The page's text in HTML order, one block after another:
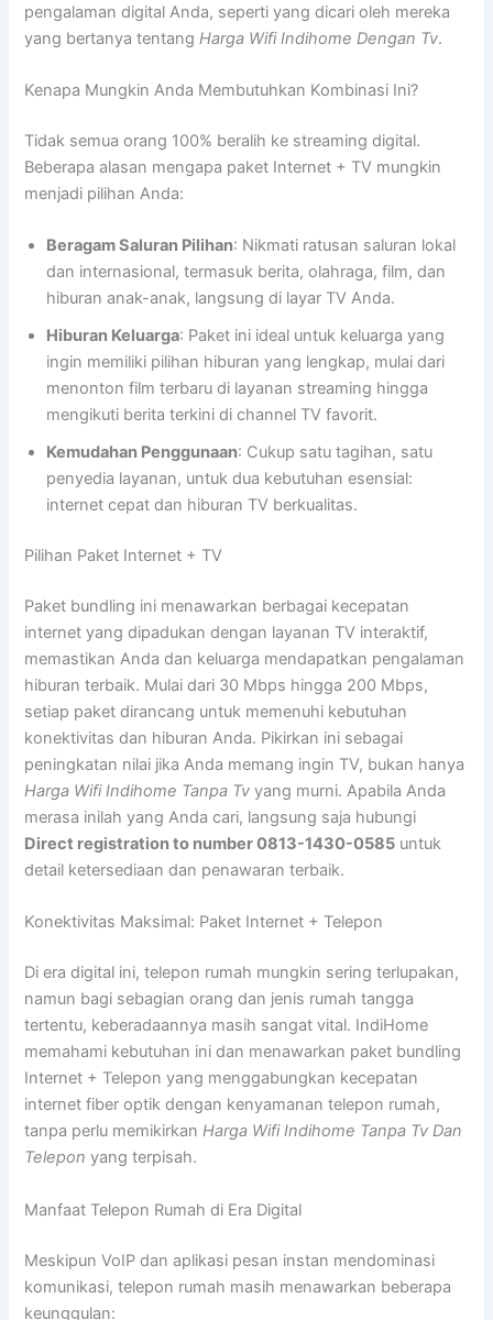
pengalaman digital Anda, seperti yang dicari oleh mereka
yang bertanya tentangHarga Wifi Indihome Dengan Tv.
Kenapa Mungkin Anda Membutuhkan Kombinasi Ini?
Tidak semua orang 100% beralih ke streaming digital.
Beberapa alasan mengapa paket Internet + TV mungkin
menjadi pilihan Anda:
Beragam Saluran Pilihan: Nikmati ratusan saluran lokal
dan internasional, termasuk berita, olahraga, film, dan
hiburan anak-anak, langsung di layar TV Anda.
Hiburan Keluarga: Paket ini ideal untuk keluarga yang
ingin memiliki pilihan hiburan yang lengkap, mulai dari
menonton film terbaru di layanan streaming hingga
mengikuti berita terkini di channel TV favorit.
Kemudahan Penggunaan: Cukup satu tagihan, satu
penyedia layanan, untuk dua kebutuhan esensial:
internet cepat dan hiburan TV berkualitas.
Pilihan Paket Internet + TV
Paket bundling ini menawarkan berbagai kecepatan
internet yang dipadukan dengan layanan TV interaktif,
memastikan Anda dan keluarga mendapatkan pengalaman
hiburan terbaik. Mulai dari 30 Mbps hingga 200 Mbps,
setiap paket dirancang untuk memenuhi kebutuhan
konektivitas dan hiburan Anda. Pikirkan ini sebagai
peningkatan nilai jika Anda memang ingin TV, bukan hanya
Harga Wifi Indihome Tanpa Tv yang murni. Apabila Anda
merasa inilah yang Anda cari, langsung saja hubungi
Direct registration to number 0813-1430-0585 untuk
detail ketersediaan dan penawaran terbaik.
Konektivitas Maksimal: Paket Internet + Telepon
Di era digital ini, telepon rumah mungkin sering terlupakan,
namun bagi sebagian orang dan jenis rumah tangga
tertentu, keberadaannya masih sangat vital. IndiHome
memahami kebutuhan ini dan menawarkan paket bundling
Internet + Telepon yang menggabungkan kecepatan
internet fiber optik dengan kenyamanan telepon rumah,
tanpa perlu memikirkanHarga Wifi Indihome Tanpa Tv Dan
Telepon yang terpisah.
Manfaat Telepon Rumah di Era Digital
Meskipun VoIP dan aplikasi pesan instan mendominasi
komunikasi, telepon rumah masih menawarkan beberapa
keunggulan: